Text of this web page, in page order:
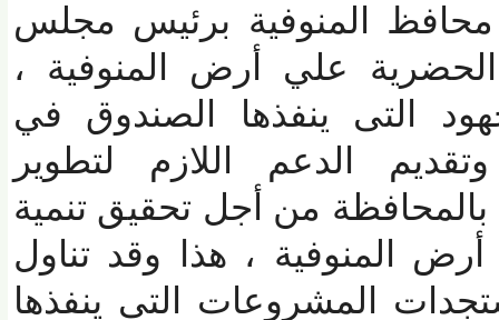
المنوفية برئيس مجلس
علي أرض المنوفية ،
التى ينفذها الصندوق في
الدعم اللازم لتطوير
من أجل تحقيق تنمية
المنوفية ، هذا وقد تناول
المشروعات التى ينفذها